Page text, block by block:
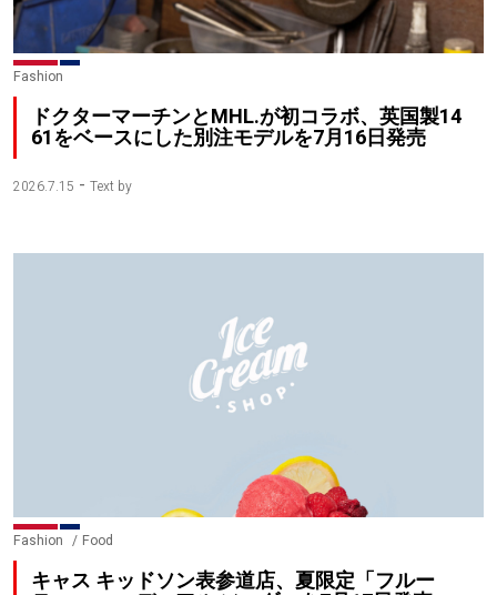
Fashion
ドクターマーチンとMHL.が初コラボ、英国製14
61をベースにした別注モデルを7月16日発売
2026.7.15 - Text by
Fashion Food
キャス キッドソン表参道店、夏限定「フルー